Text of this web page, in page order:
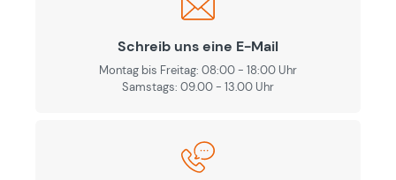
Schreib uns eine E-Mail
Montag bis Freitag: 08:00 - 18:00 Uhr
Samstags: 09.00 - 13.00 Uhr